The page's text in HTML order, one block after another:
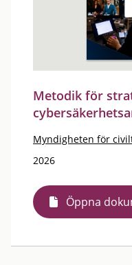
Metodik för
Myndigheten för
2026
Öppna